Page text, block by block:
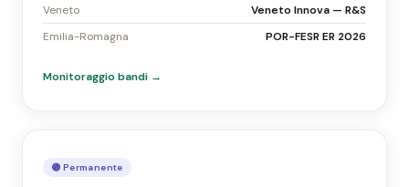
Veneto
Veneto Innova — R&S
Emilia-Romagna
POR-FESR ER 2026
Monitoraggio bandi →
🟣 Permanente